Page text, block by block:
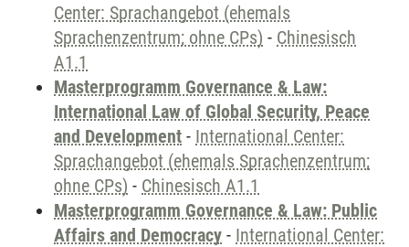
Center: Sprachangebot (ehemals
Sprachenzentrum; ohne CPs) - Chinesisch
A1.1
Masterprogramm Governance & Law:
International Law of Global Security, Peace
and Development - International Center:
Sprachangebot (ehemals Sprachenzentrum;
ohne CPs) - Chinesisch A1.1
Masterprogramm Governance & Law: Public
Affairs and Democracy - International Center: